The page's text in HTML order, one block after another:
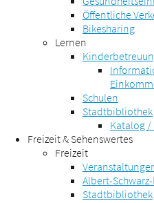
Öffentliche
Bikesharing
Lernen
Schulen
Stadtbibliothek
Katalog /
Freizeit & Sehenswertes
Freizeit
Albert-
Stadtbibliothek